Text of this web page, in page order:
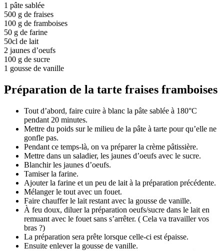
1 pâte sablée
500 g de fraises
100 g de framboises
50 g de farine
50cl de lait
2 jaunes d’oeufs
100 g de sucre
1 gousse de vanille
Préparation de la tarte fraises framboises
Tout d’abord, faire cuire à blanc la pâte sablée à 180°C
pendant 20 minutes.
Mettre du poids sur le milieu de la pâte à tarte pour qu’elle ne
gonfle pas.
Pendant ce temps-là, on va préparer la crème pâtissière.
Mettre dans un saladier, les jaunes d’oeufs avec le sucre.
Blanchir les jaunes d’oeufs.
Tamiser la farine.
Ajouter la farine et un peu de lait à la préparation précédente.
Mélanger le tout avec un fouet.
Faire chauffer le lait restant avec la gousse de vanille.
À feu doux, diluer la préparation oeufs/sucre dans le lait en
remuant avec le fouet sans s’arrêter. ( Cela va travailler vos
bras ?)
La préparation sera prête lorsque celle-ci est épaisse.
Ensuite enlever la gousse de vanille.